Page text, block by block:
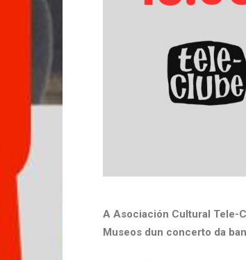
A Asociación Cultural Tele-
Museos dun concerto da